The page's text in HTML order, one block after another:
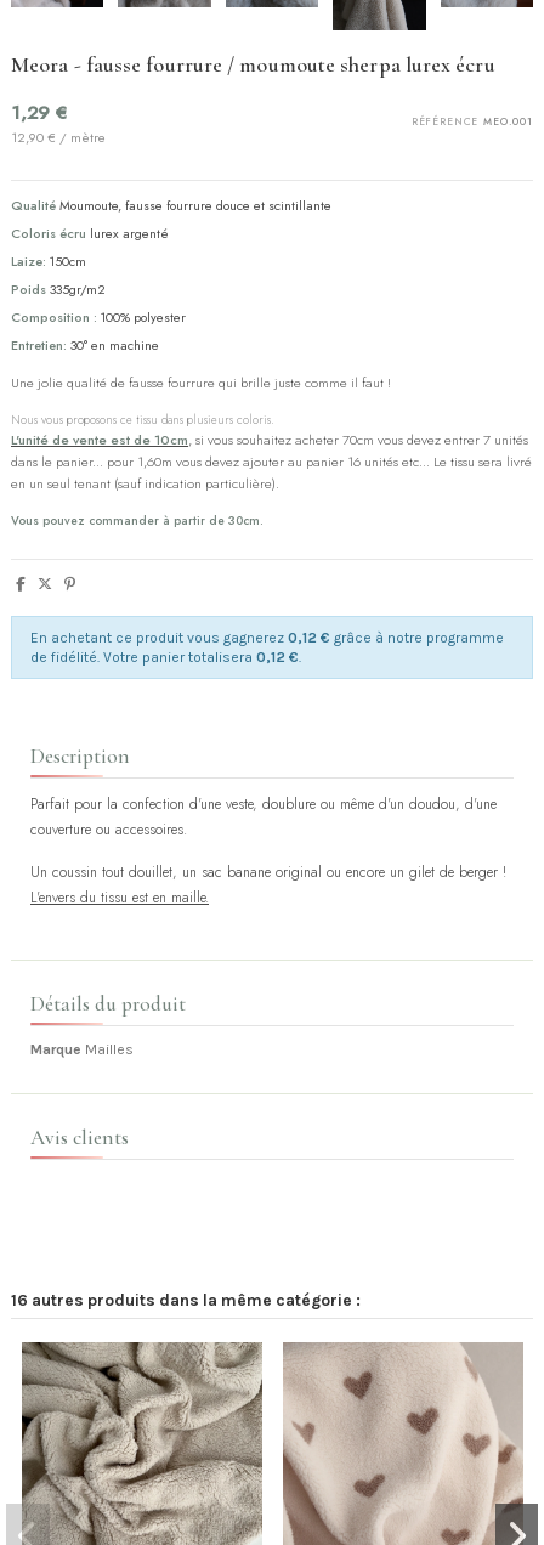
Meora - fausse fourrure / moumoute sherpa lurex écru
RÉFÉRENCE MEO.001
1,29 €
12,90 € / mètre
QualitéMoumoute, fausse fourrure douce et scintillante
Coloris écru lurex argenté
Laize: 150cm
Poids335gr/m2
Composition : 100% polyester
Entretien: 30° en machine
Une jolie qualité de fausse fourrure qui brille juste comme il faut !
Nous vous proposons ce tissu dans plusieurs coloris.
L'unité de vente est de 10cm, si vous souhaitez acheter 70cm vous devez entrer 7 unités
dans le panier... pour 1,60m vous devez ajouter au panier 16 unités etc... Le tissu sera livré
en un seul tenant (sauf indication particulière).
Vous pouvez commander à partir de 30cm.
En achetant ce produit vous gagnerez 0,12 € grâce à notre programme
de fidélité. Votre panier totalisera 0,12 €.
Description
Parfait pour la confection d'une veste, doublure ou même d'un doudou, d'une
couverture ou accessoires.
Un coussin tout douillet, un sac banane original ou encore un gilet de berger !
L'envers du tissu est en maille.
Détails du produit
Marque Mailles
Avis clients
16 autres produits dans la même catégorie :